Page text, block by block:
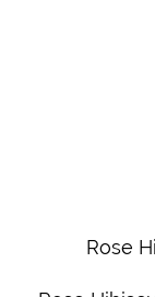
Rose